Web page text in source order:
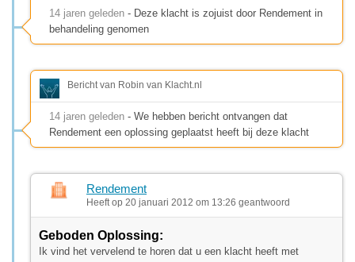
14 jaren geleden - Deze klacht is zojuist door Rendement in
behandeling genomen
Bericht van Robin van Klacht.nl
14 jaren geleden - We hebben bericht ontvangen dat
Rendement een oplossing geplaatst heeft bij deze klacht
Rendement
Heeft op 20 januari 2012 om 13:26 geantwoord
Geboden Oplossing:
Ik vind het vervelend te horen dat u een klacht heeft met